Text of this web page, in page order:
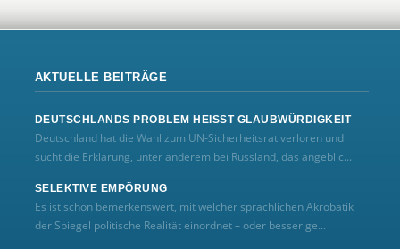
AKTUELLE BEITRÄGE
DEUTSCHLANDS PROBLEM HEISST GLAUBWÜRDIGKEIT
Deutschland hat die Wahl zum UN‑Sicherheitsrat verloren und
sucht die Erklärung, unter anderem bei Russland, das angeblic...
SELEKTIVE EMPÖRUNG
Es ist schon bemerkenswert, mit welcher sprachlichen Akrobatik
der Spiegel politische Realität einordnet – oder besser ge...